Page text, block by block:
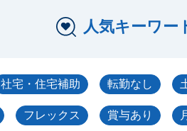
人気キーワー
社宅・住宅補助 転勤なし
フレックス 賞与あり